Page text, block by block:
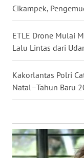
Cikampek,
ETLE Drone Mulai
Lalu Lintas dari
Kakorlantas Polri
Natal–Tahun Baru
WN
NUSANTARA
WN
JOGJA
WN
JATIM
WN
BALI